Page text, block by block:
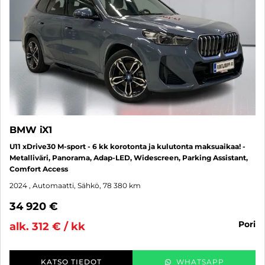
BMW iX1
U11 xDrive30 M-sport - 6 kk korotonta ja kulutonta maksuaikaa! -
Metalliväri, Panorama, Adap-LED, Widescreen, Parking Assistant,
Comfort Access
2024 , Automaatti, Sähkö, 78 380 km
34 920 €
alk. 312 € / kk
pori
KATSO TIEDOT WHATSAPP